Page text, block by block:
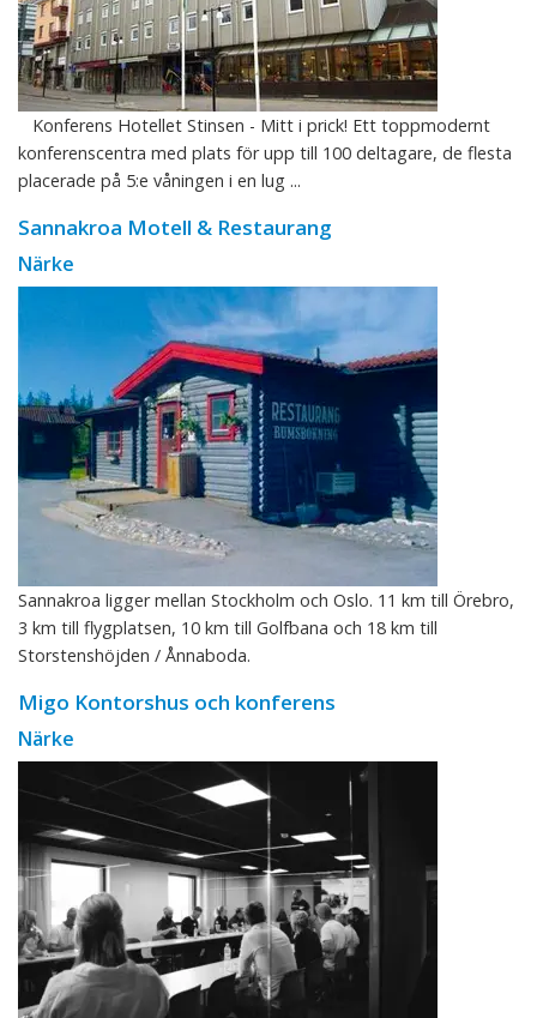
Konferens Hotellet Stinsen - Mitt i prick! Ett toppmodernt
konferenscentra med plats för upp till 100 deltagare, de flesta
placerade på 5:e våningen i en lug ...
Sannakroa Motell & Restaurang
Närke
Sannakroa ligger mellan Stockholm och Oslo. 11 km till Örebro,
3 km till flygplatsen, 10 km till Golfbana och 18 km till
Storstenshöjden / Ånnaboda.
Migo Kontorshus och konferens
Närke